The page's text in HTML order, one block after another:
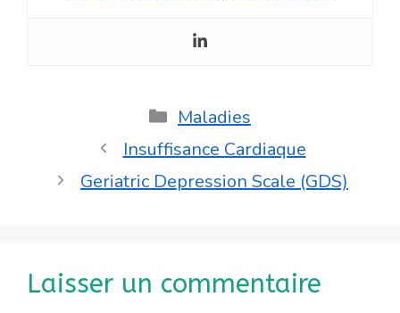
Catégories
Maladies
Insuffisance Cardiaque
Geriatric Depression Scale (GDS)
Laisser un commentaire